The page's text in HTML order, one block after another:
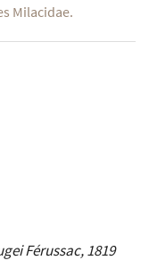
Milacidae.
Férussac, 1819